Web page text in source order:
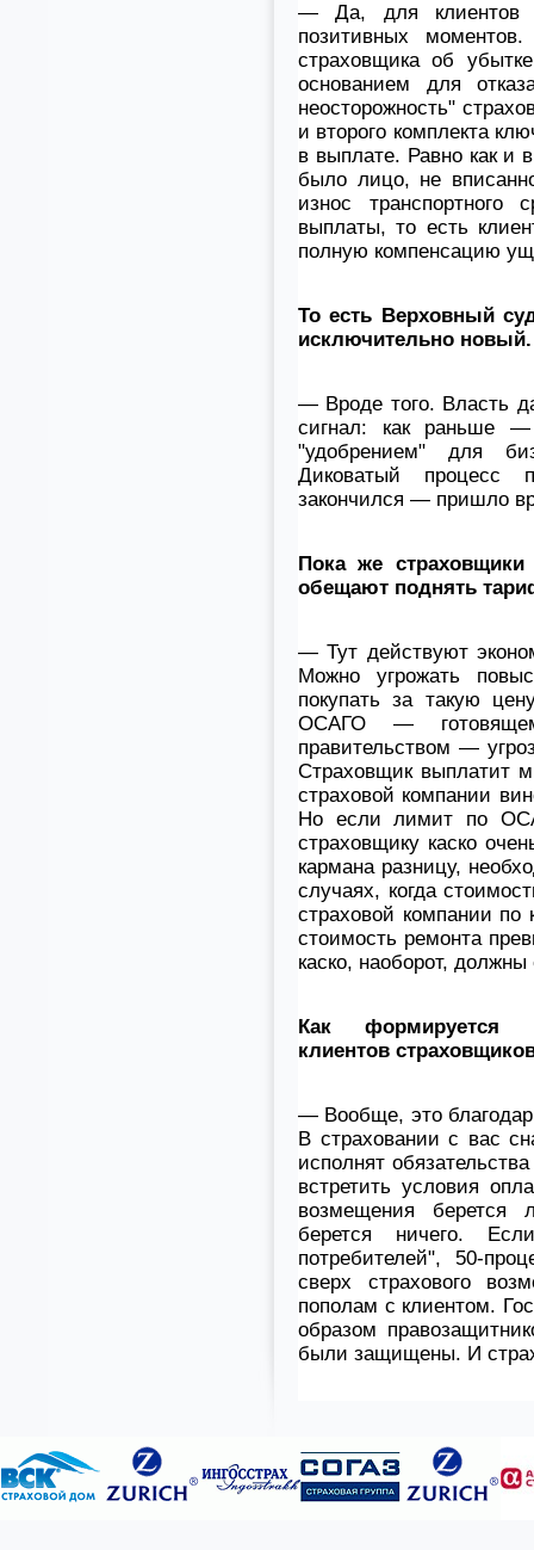
— Да, для клиентов
позитивных
страховщика об
основанием для
неосторожность"
и второго комплекта
в выплате. Равно как и
было лицо, не
износ транспортного
выплаты, то есть
полную компенсацию
То есть Верховный
исключительно новый.
— Вроде того. Власть
сигнал: как раньше
"удобрением" для
Диковатый процесс
закончился — пришло
Пока же
обещают поднять
— Тут действуют
Можно угрожать
покупать за такую
ОСАГО —
правительством —
Страховщик выплатит
страховой компании
Но если лимит по
страховщику каско
кармана разницу,
случаях, когда
страховой компании по
стоимость ремонта
каско, наоборот,
Как формируется
клиентов
— Вообще, это
В страховании с вас
исполнят
встретить условия
возмещения берется
берется ничего.
потребителей", 50-
сверх страхового
пополам с клиентом.
образом
были защищены. И